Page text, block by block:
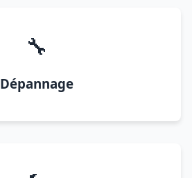
🔧
Dépannage